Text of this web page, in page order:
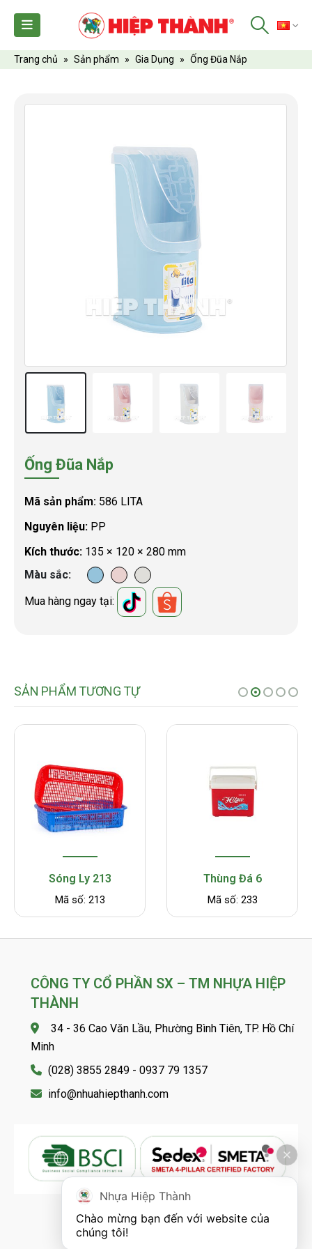
Trang chủ » Sản phẩm » Gia Dụng » Ống Đũa Nắp
Ống Đũa Nắp
Mã sản phẩm: 586 LITA
Nguyên liệu: PP
Kích thước: 135 × 120 × 280 mm
Màu sắc
Mua hàng ngay tại:
SẢN PHẨM TƯƠNG TỰ
Thùng Đá 6
Mã số: 233
Thùng Đá 38
Mã số: 439
CÔNG TY CỔ PHẦN SX – TM NHỰA HIỆP
THÀNH
34 - 36 Cao Văn Lầu, Phường Bình Tiên, TP. Hồ Chí
Minh
(028) 3855 2849 - 0937 79 1357
info@nhuahiepthanh.com
FOLLOW US
Nhựa Hiệp Thành
Chào mừng bạn đến với website của
chúng tôi!